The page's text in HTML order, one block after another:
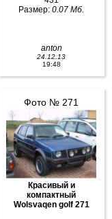
Размер: 0.07 Мб.
anton
24.12.13
19:48
Фото № 271
Красивый и
компактный
Wolsvaqen golf 271